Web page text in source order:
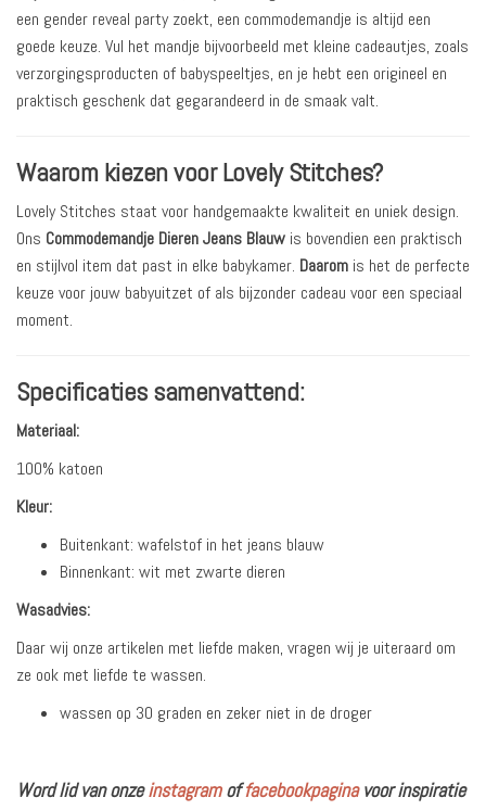
een gender reveal party zoekt, een commodemandje is altijd een
goede keuze. Vul het mandje bijvoorbeeld met kleine cadeautjes, zoals
verzorgingsproducten of babyspeeltjes, en je hebt een origineel en
praktisch geschenk dat gegarandeerd in de smaak valt.
Waarom kiezen voor Lovely Stitches?
Lovely Stitches staat voor handgemaakte kwaliteit en uniek design.
Ons Commodemandje Dieren Jeans Blauw is bovendien een praktisch
en stijlvol item dat past in elke babykamer. Daarom is het de perfecte
keuze voor jouw babyuitzet of als bijzonder cadeau voor een speciaal
moment.
Specificaties samenvattend:
Materiaal:
100% katoen
Kleur:
Buitenkant: wafelstof in het jeans blauw
Binnenkant: wit met zwarte dieren
Wasadvies:
Daar wij onze artikelen met liefde maken, vragen wij je uiteraard om
ze ook met liefde te wassen.
wassen op 30 graden en zeker niet in de droger
Word lid van onzeinstagramoffacebookpaginavoor inspiratie